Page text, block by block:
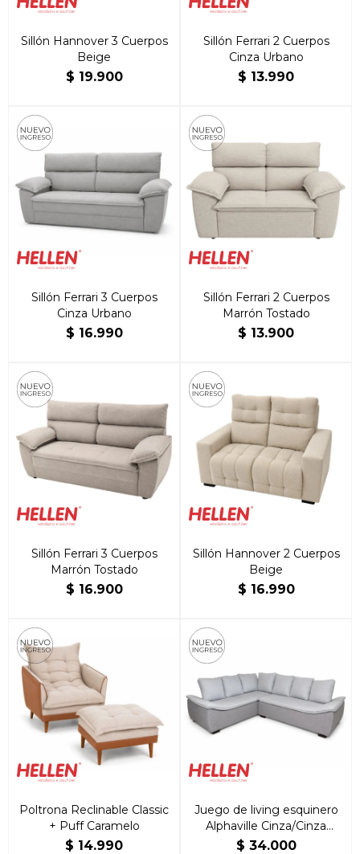
Sillón Hannover 3 Cuerpos
Beige
$ 19.900
Sillón Ferrari 2 Cuerpos
Cinza Urbano
$ 13.990
Sillón Ferrari 3 Cuerpos
Cinza Urbano
$ 16.990
Sillón Ferrari 2 Cuerpos
Marrón Tostado
$ 13.900
Sillón Ferrari 3 Cuerpos
Marrón Tostado
$ 16.900
Sillón Hannover 2 Cuerpos
Beige
$ 16.990
Poltrona Reclinable Classic
+ Puff Caramelo
$ 14.990
Juego de living esquinero
Alphaville Cinza/Cinza
Oscuro
$ 34.000